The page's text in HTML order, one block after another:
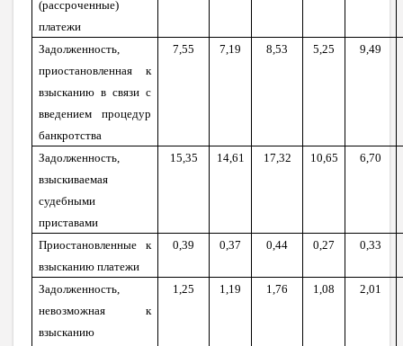
(рассроченные)
платежи
Задолженность,
приостановленная к
взысканию в связи с
введением процедур
банкротства
7,55 7,19 8,53 5,25 9,49
Задолженность,
взыскиваемая
судебными
приставами
15,35 14,61 17,32 10,65 6,70
Приостановленные к
взысканию платежи
0,39 0,37 0,44 0,27 0,33
Задолженность,
невозможная к
взысканию
1,25 1,19 1,76 1,08 2,01